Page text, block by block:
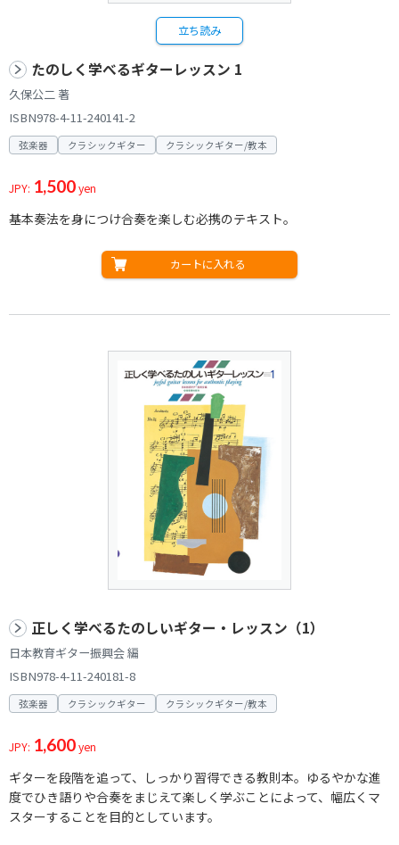
立ち読み
たのしく学べるギターレッスン 1
久保公二 著
ISBN978-4-11-240141-2
弦楽器 クラシックギター クラシックギター/教本
JPY: 1,500yen
基本奏法を身につけ合奏を楽しむ必携のテキスト。
カートに入れる
正しく学べるたのしいギター・レッスン（1）
日本教育ギター振興会 編
ISBN978-4-11-240181-8
弦楽器 クラシックギター クラシックギター/教本
JPY: 1,600yen
ギターを段階を追って、しっかり習得できる教則本。ゆるやかな進
度でひき語りや合奏をまじえて楽しく学ぶことによって、幅広くマ
スターすることを目的としています。